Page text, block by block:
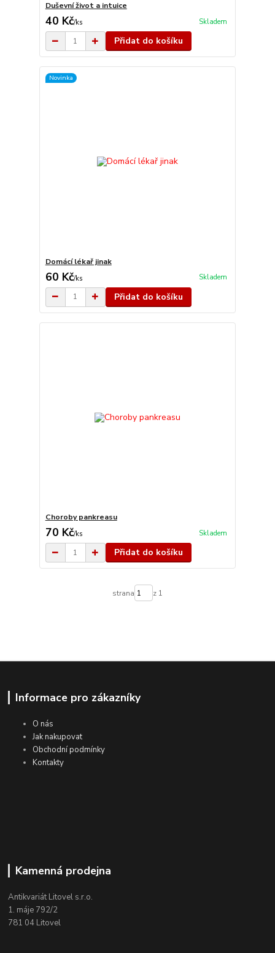
Duševní život a intuice
40 Kč/ks Skladem
Přidat do košíku
Novinka
Domácí lékař jinak
60 Kč/ks Skladem
Přidat do košíku
Choroby pankreasu
70 Kč/ks Skladem
Přidat do košíku
strana z 1
Informace pro zákazníky
O nás
Jak nakupovat
Obchodní podmínky
Kontakty
Kamenná prodejna
Antikvariát Litovel s.r.o.
1. máje 792/2
781 04 Litovel